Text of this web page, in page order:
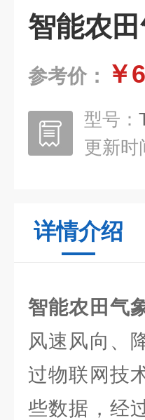
智能农
参考价： ￥
型号：
更新时
详情介绍
智能农田气
风速风向、
过物联网技
些数据，经